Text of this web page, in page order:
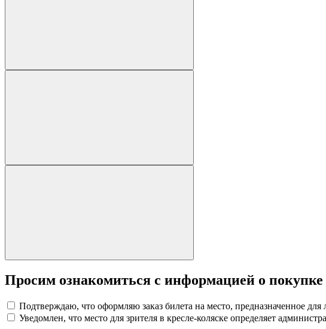
Просим ознакомиться с информацией о покупке
Подтверждаю, что оформляю заказ билета на место, предназначенное
Уведомлен, что место для зрителя в кресле-коляске определяет